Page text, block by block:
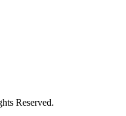
Reserved.